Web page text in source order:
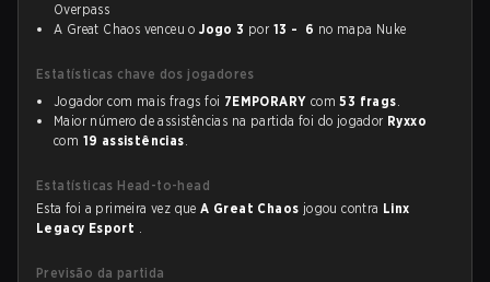
Overpass
A Great Chaos venceu oJogo 3 por 13 - 6 no mapa Nuke
Estatísticas chave dos jogadores
Jogador com mais frags foi 7EMPORARY com53 frags.
Maior número de assistências na partida foi do jogador Ryxxo
com 19 assistências.
Estatísticas Head-to-head
Esta foi a primeira vez queA Great Chaos jogou contra Linx
Legacy Esport .
Previsão da partida